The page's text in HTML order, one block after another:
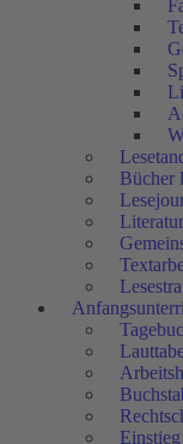
Bücher